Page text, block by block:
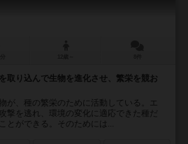
取り込んで生物を進化させ、繁栄を競お
が、種の繁栄のために活動している。エ
撃を逃れ、環境の変化に適応できた種だ
とができる。そのためには...